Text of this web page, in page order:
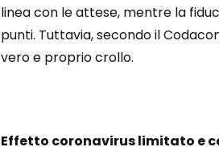
linea con le attese, mentre la
punti. Tuttavia, secondo il
vero e proprio crollo.
Effetto coronavirus limitato e